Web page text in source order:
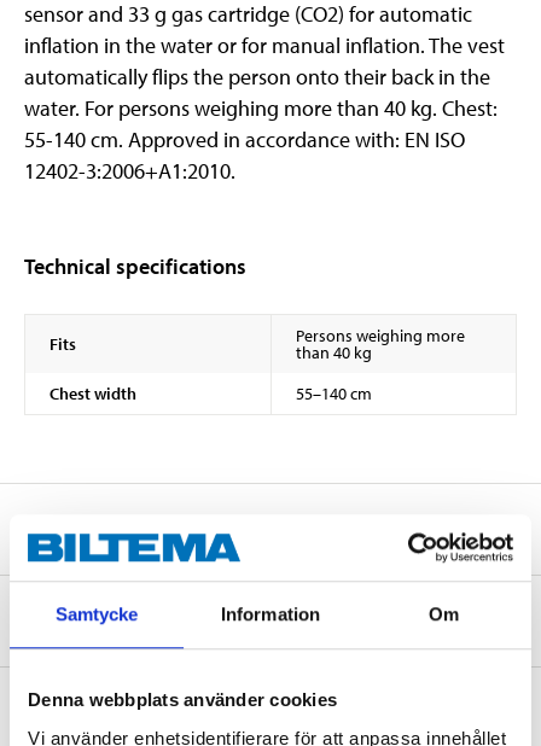
Samtycke Information Om
Denna webbplats använder cookies
Vi använder enhetsidentifierare för att anpassa innehållet
sensor and 33 g gas cartridge (CO2) for automatic
inflation in the water or for manual inflation. The vest
automatically flips the person onto their back in the
water. For persons weighing more than 40 kg. Chest:
55-140 cm. Approved in accordance with: EN ISO
12402-3:2006+A1:2010.
Technical specifications
Fits Persons weighing more
than 40 kg
Chest width
55–140 cm
Safety instructions and other information
About the manufacturer